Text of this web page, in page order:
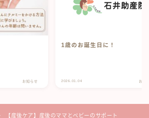
お知らせ
1歳のお誕生日に！
2026.01.04 お知
【産後ケア】産後のママとベビーのサポート